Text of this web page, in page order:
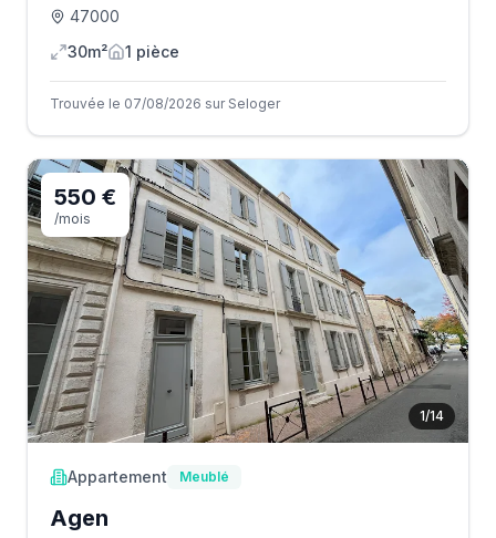
47000
30m²
1 pièce
Trouvée le 07/08/2026 sur Seloger
1/14
550 €
/mois
Appartement Meublé
Agen